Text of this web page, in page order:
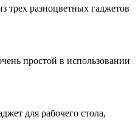
трех разноцветных гаджетов
простой в использовании
для рабочего стола,